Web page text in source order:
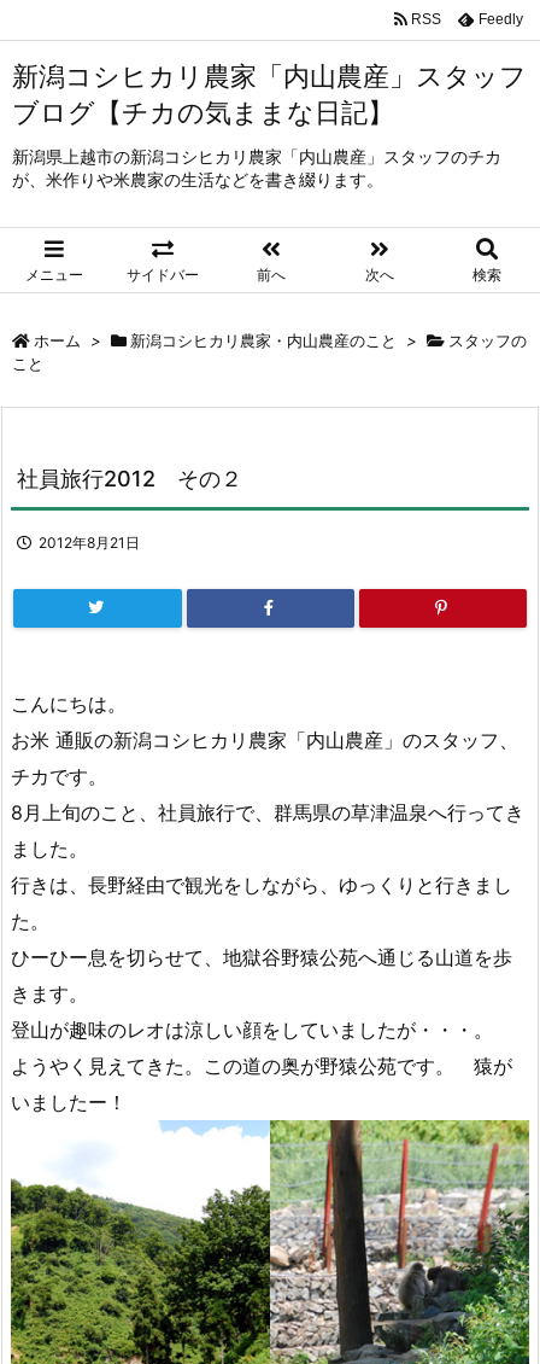
新潟コシヒカリ農家「内山農産」スタッフ
ブログ【チカの気ままな日記】
新潟県上越市の新潟コシヒカリ農家「内山農産」スタッフのチカ
が、米作りや米農家の生活などを書き綴ります。
メニュー サイドバー 前へ 次へ 検索
RSS Feedly
ホーム > 新潟コシヒカリ農家・内山農産のこと >
スタッフの
こと
社員旅行2012 その２
2012年8月21日
こんにちは。
お米 通販の新潟コシヒカリ農家「内山農産」のスタッフ、
チカです。
8月上旬のこと、社員旅行で、群馬県の草津温泉へ行ってき
ました。
行きは、長野経由で観光をしながら、ゆっくりと行きまし
た。
ひーひー息を切らせて、地獄谷野猿公苑へ通じる山道を歩
きます。
登山が趣味のレオは涼しい顔をしていましたが・・・。
ようやく見えてきた。この道の奥が野猿公苑です。 猿が
いましたー！